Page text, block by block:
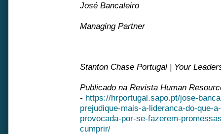
José Bancaleiro
Managing Partner
Stanton Chase Portugal | Your
Publicado na Revista Human
- https://hrportugal.sapo.pt/jose-
prejudique-mais-a-lideranca-do-que-
provocada-por-se-fazerem-
cumprir/